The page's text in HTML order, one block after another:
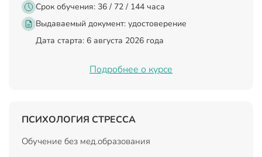
Срок обучения: 36 / 72 / 144 часа
Выдаваемый документ: удостоверение
Дата старта: 6 августа 2026 года
Подробнее о курсе
ПСИХОЛОГИЯ СТРЕССА
Обучение без мед.образования